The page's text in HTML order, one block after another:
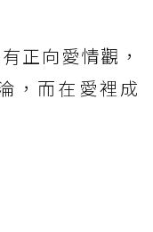
正向愛情觀，
，而在愛裡成